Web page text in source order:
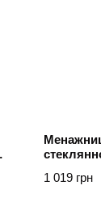
1 019 грн